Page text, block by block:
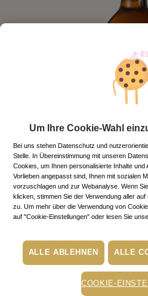
Um Ihre Cookie-Wahl
Bei uns stehen Datenschutz und
Stelle. In Übereinstimmung mit unseren
Cookies, um Ihnen personalisierte Inhalte
Vorlieben angepasst sind, Ihnen mit sozialen
vorzuschlagen und zur Webanalyse. Wenn
klicken, stimmen Sie der Verwendung aller
zu. Um mehr über die Verwendung von
auf "Cookie-Einstellungen" oder lesen Sie
ALLE ABLEHNEN ALLE
COOKIE-